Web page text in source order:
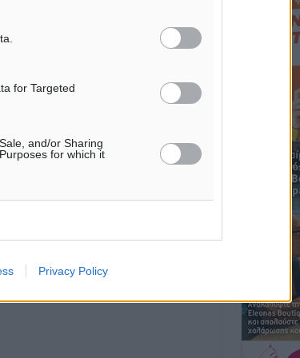
for Targeted
and/or Sharing
for which it
Privacy Policy
•
Γ.
τους
Τοπικές
νέες
•
Νότιο